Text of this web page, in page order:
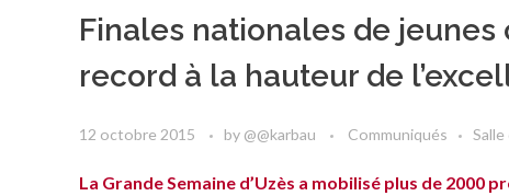
Finales nationales de
record à la hauteur de
12 octobre 2015 by @@karbau Communiqués
La Grande Semaine d’Uzès a mobilisé plus de 2000